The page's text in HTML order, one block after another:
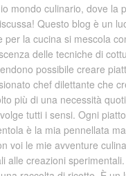
mondo culinario, dove la
Questo blog è un
per la cucina si mescola
delle tecniche di
possibile creare
chef dilettante che
più di una necessità
tutti i sensi. Ogni
è la mia pennellata
voi le mie avventure
alle creazioni